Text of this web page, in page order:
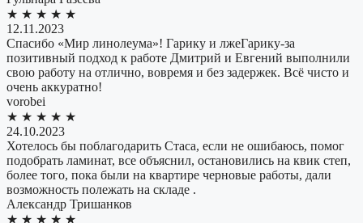
★ ★ ★ ★ ★
12.11.2023
Спасибо «Мир линолеума»! Гарику и лжеГарику-за
позитивный подход к работе Дмитрий и Евгений выполнили
свою работу на отлично, вовремя и без задержек. Всё чисто и
очень аккуратно!
vorobei
★ ★ ★ ★ ★
24.10.2023
Хотелось бы поблагодарить Стаса, если не ошибаюсь, помог
подобрать ламинат, все объяснил, остановились на квик степ,
более того, пока были на квартире черновые работы, дали
возможность полежать на складе .
​Александр Тришанков
★ ★ ★ ★ ★